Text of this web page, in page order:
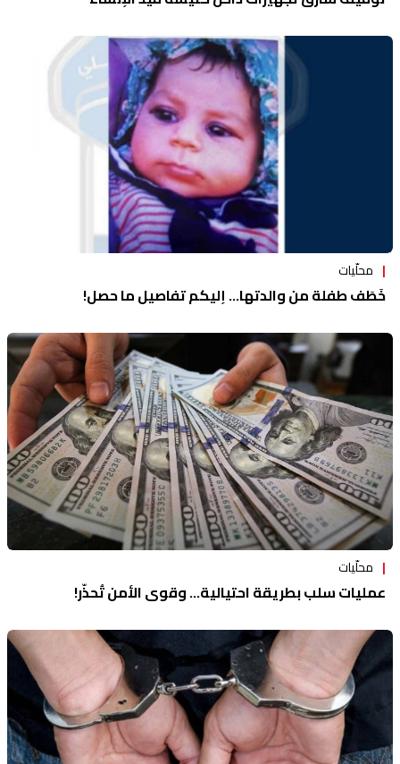
محلّيات
خَطَف طفلة من والدتها... إليكم تفاصيل ما حصل!
محلّيات
عمليات سلب بطريقة احتيالية... وقوى الأمن تُحذّر!